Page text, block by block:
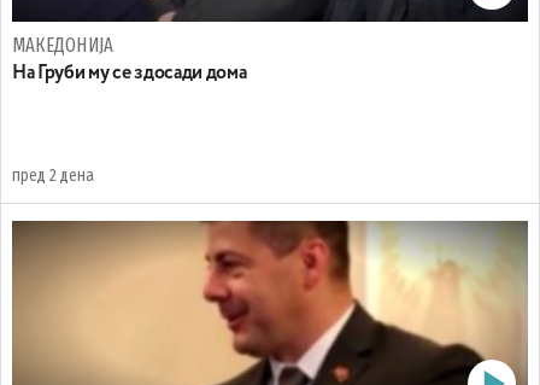
МАКЕДОНИЈА
На Груби му се здосади дома
пред 2 дена